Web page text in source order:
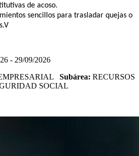
de acoso.
sencillos para trasladar quejas o
- 29/09/2026
Subárea: RECURSOS
SOCIAL